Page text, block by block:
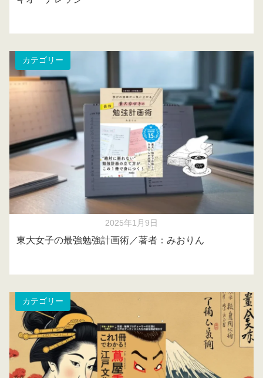
カテゴリー
2025年1月9日
東大女子の最強勉強計画術／著者：みおりん
カテゴリー